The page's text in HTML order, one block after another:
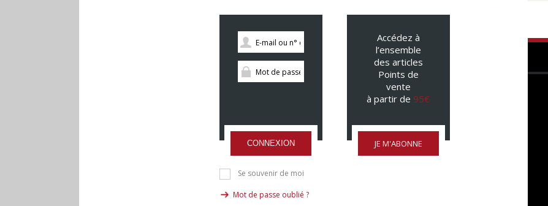
CONNEXION
Se souvenir de moi
Mot de passe oublié ?
Accédez à
l’ensemble
des articles
Points de
vente
à partir de 95€
JE M'ABONNE